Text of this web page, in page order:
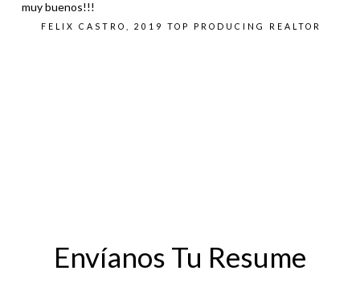
muy buenos!!!
FELIX CASTRO, 2019 TOP PRODUCING REALTOR
Envíanos Tu Resume